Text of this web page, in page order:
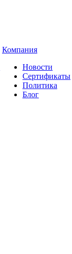
Компания
Новости
Сертификаты
Политика
Блог